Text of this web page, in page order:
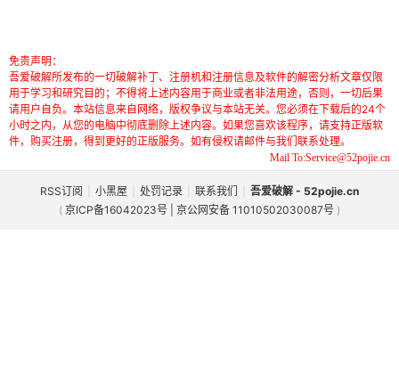
免责声明：
吾爱破解所发布的一切破解补丁、注册机和注册信息及软件的解密分析文章仅限
用于学习和研究目的；不得将上述内容用于商业或者非法用途，否则，一切后果
请用户自负。本站信息来自网络，版权争议与本站无关。您必须在下载后的24个
小时之内，从您的电脑中彻底删除上述内容。如果您喜欢该程序，请支持正版软
件，购买注册，得到更好的正版服务。如有侵权请邮件与我们联系处理。
Mail To:Service@52pojie.cn
RSS订阅 小黑屋 处罚记录 联系我们
吾爱破解 - 52pojie.cn
( 京ICP备16042023号 | 京公网安备 11010502030087号 )